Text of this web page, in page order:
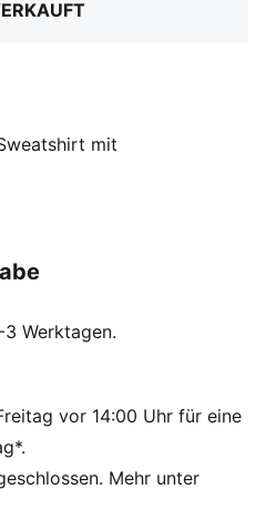
mit
Style. Mit dem
ist es perfekt für alle, die
PUMA Stolz mit
50 % recycelten
Werktagen.
vor 14:00 Uhr für eine
Mehr unter